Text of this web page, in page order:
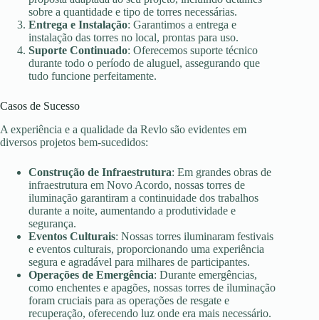
sobre a quantidade e tipo de torres necessárias.
Entrega e Instalação: Garantimos a entrega e
instalação das torres no local, prontas para uso.
Suporte Continuado: Oferecemos suporte técnico
durante todo o período de aluguel, assegurando que
tudo funcione perfeitamente.
Casos de Sucesso
A experiência e a qualidade da Revlo são evidentes em
diversos projetos bem-sucedidos:
Construção de Infraestrutura: Em grandes obras de
infraestrutura em Novo Acordo, nossas torres de
iluminação garantiram a continuidade dos trabalhos
durante a noite, aumentando a produtividade e
segurança.
Eventos Culturais: Nossas torres iluminaram festivais
e eventos culturais, proporcionando uma experiência
segura e agradável para milhares de participantes.
Operações de Emergência: Durante emergências,
como enchentes e apagões, nossas torres de iluminação
foram cruciais para as operações de resgate e
recuperação, oferecendo luz onde era mais necessário.